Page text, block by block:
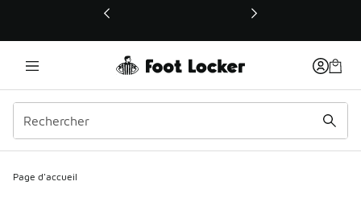
Ce lien ouvrira une nouvelle fenêtre
Page d'accueil